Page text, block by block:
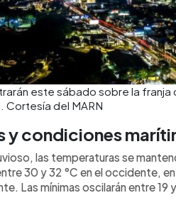
este sábado sobre la franja
Cortesía del MARN
y condiciones
las temperaturas se
30 y 32 °C en el occidente,
Las mínimas oscilarán entre 19